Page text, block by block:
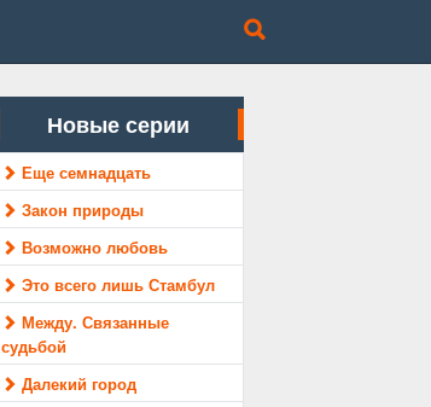
Новые серии
Еще семнадцать
Закон природы
Возможно любовь
Это всего лишь Стамбул
Между. Связанные
судьбой
Далекий город